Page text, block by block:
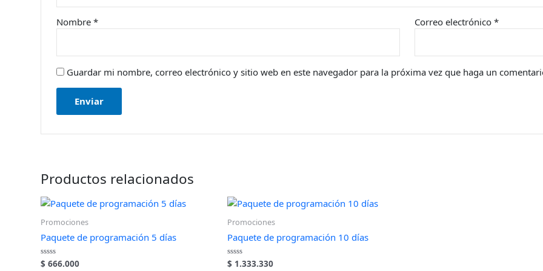
Nombre* Correo electrónico *
Guardar mi nombre, correo electrónico y sitio web en este navegador para la próxima vez que haga un
Productos relacionados
Promociones
Paquete de programación 5 días
Valorado
$ 666.000
Promociones
Paquete de programación 10 días
Valorado
$ 1.333.330